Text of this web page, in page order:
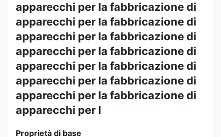
apparecchi per la fabbricazione di
apparecchi per la fabbricazione di
apparecchi per la fabbricazione di
apparecchi per la fabbricazione di
apparecchi per la fabbricazione di
apparecchi per la fabbricazione di
apparecchi per la fabbricazione di
apparecchi per l
Proprietà di base